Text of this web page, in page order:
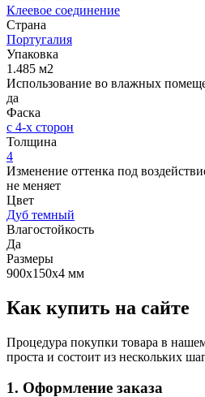
Клеевое соединение
Страна
Португалия
Упаковка
1.485 м2
Использование во влажных
да
Фаска
с 4-х сторон
Толщина
4
Изменение оттенка под
не меняет
Цвет
Дуб темный
Влагостойкость
Да
Размеры
900x150x4 мм
Как купить на сайте
Процедура покупки товара в
проста и состоит из нескольких
1. Оформление заказа